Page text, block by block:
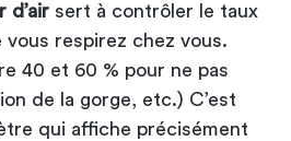
d’air sert à contrôler le taux
vous respirez chez vous.
40 et 60 % pour ne pas
de la gorge, etc.) C’est
qui affiche précisément